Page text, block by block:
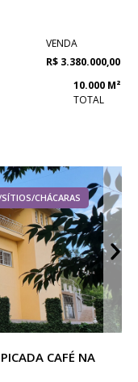
VENDA
R$ 3.380.000,00
10.000 M²
TOTAL
CHÁCARAS
CAFÉ NA